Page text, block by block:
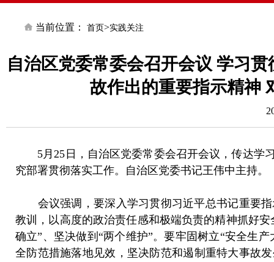
当前位置： 首页>实践关注
自治区党委常委会召开会议 学习
故作出的重要指示精神
5月25日，自治区党委常委会召开会议，传达学
究部署贯彻落实工作。自治区党委书记王伟中主持。
会议强调，要深入学习贯彻习近平总书记重要指
教训，以高度的政治责任感和极端负责的精神抓好
确立”、坚决做到“两个维护”。要牢固树立“安全生
全防范措施落地见效，坚决防范和遏制重特大事故